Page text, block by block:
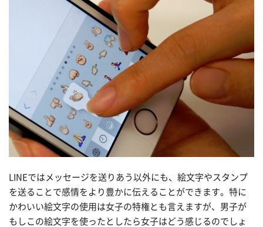
LINEではメッセージを送りあう以外にも、絵文字やスタンプ
を送ることで感情をより豊かに伝えることができます。特に
かわいい絵文字の使用は女子の特権とも言えますが、男子が
もしこの絵文字を使ったとしたら女子はどう感じるのでしょ